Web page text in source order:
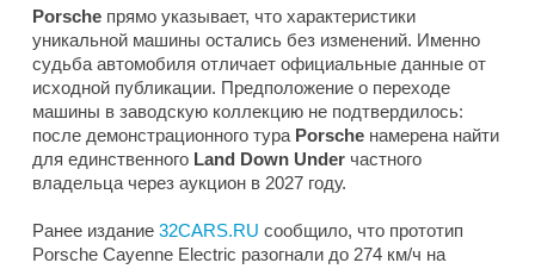
Porsche прямо указывает, что характеристики
уникальной машины остались без изменений. Именно
судьба автомобиля отличает официальные данные от
исходной публикации. Предположение о переходе
машины в заводскую коллекцию не подтвердилось:
после демонстрационного тура Porsche намерена найти
для единственного Land Down Under частного
владельца через аукцион в 2027 году.
Ранее издание 32CARS.RU сообщило, что прототип
Porsche Cayenne Electric разогнали до 274 км/ч на